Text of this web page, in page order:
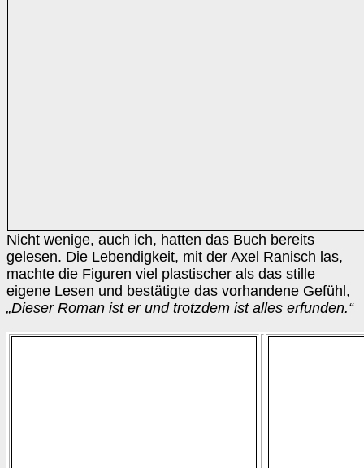
Nicht wenige, auch ich, hatten das Buch bereits
gelesen. Die Lebendigkeit, mit der Axel Ranisch las,
machte die Figuren viel plastischer als das stille
eigene Lesen und bestätigte das vorhandene Gefühl,
„Dieser Roman ist er und trotzdem ist alles erfunden.“